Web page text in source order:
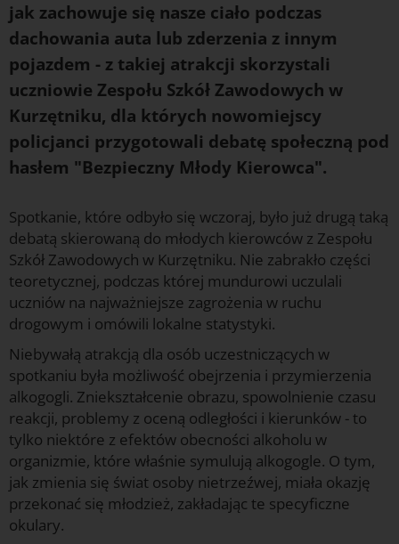
jak zachowuje się nasze ciało podczas
dachowania auta lub zderzenia z innym
pojazdem - z takiej atrakcji skorzystali
uczniowie Zespołu Szkół Zawodowych w
Kurzętniku, dla których nowomiejscy
policjanci przygotowali debatę społeczną pod
hasłem "Bezpieczny Młody Kierowca".
Spotkanie, które odbyło się wczoraj, było już drugą taką
debatą skierowaną do młodych kierowców z Zespołu
Szkół Zawodowych w Kurzętniku. Nie zabrakło części
teoretycznej, podczas której mundurowi uczulali
uczniów na najważniejsze zagrożenia w ruchu
drogowym i omówili lokalne statystyki.
Niebywałą atrakcją dla osób uczestniczących w
spotkaniu była możliwość obejrzenia i przymierzenia
alkogogli. Zniekształcenie obrazu, spowolnienie czasu
reakcji, problemy z oceną odległości i kierunków - to
tylko niektóre z efektów obecności alkoholu w
organizmie, które właśnie symulują alkogogle. O tym,
jak zmienia się świat osoby nietrzeźwej, miała okazję
przekonać się młodzież, zakładając te specyficzne
okulary.